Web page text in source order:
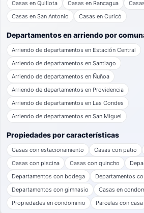
Casas en Quillota Casas en Rancagua
Casas en San Antonio
Casas en Curicó
Departamentos en arriendo por
Arriendo de departamentos en Estación Central
Arriendo de departamentos en Santiago
Arriendo de departamentos en Ñuñoa
Arriendo de departamentos en Providencia
Arriendo de departamentos en Las Condes
Arriendo de departamentos en San Miguel
Propiedades por características
Casas con estacionamiento Casas con patio
Casas con piscina
Casas con quincho
Departamentos con bodega
Departamentos
Departamentos con gimnasio
Casas en
Propiedades en condominio
Parcelas con casa